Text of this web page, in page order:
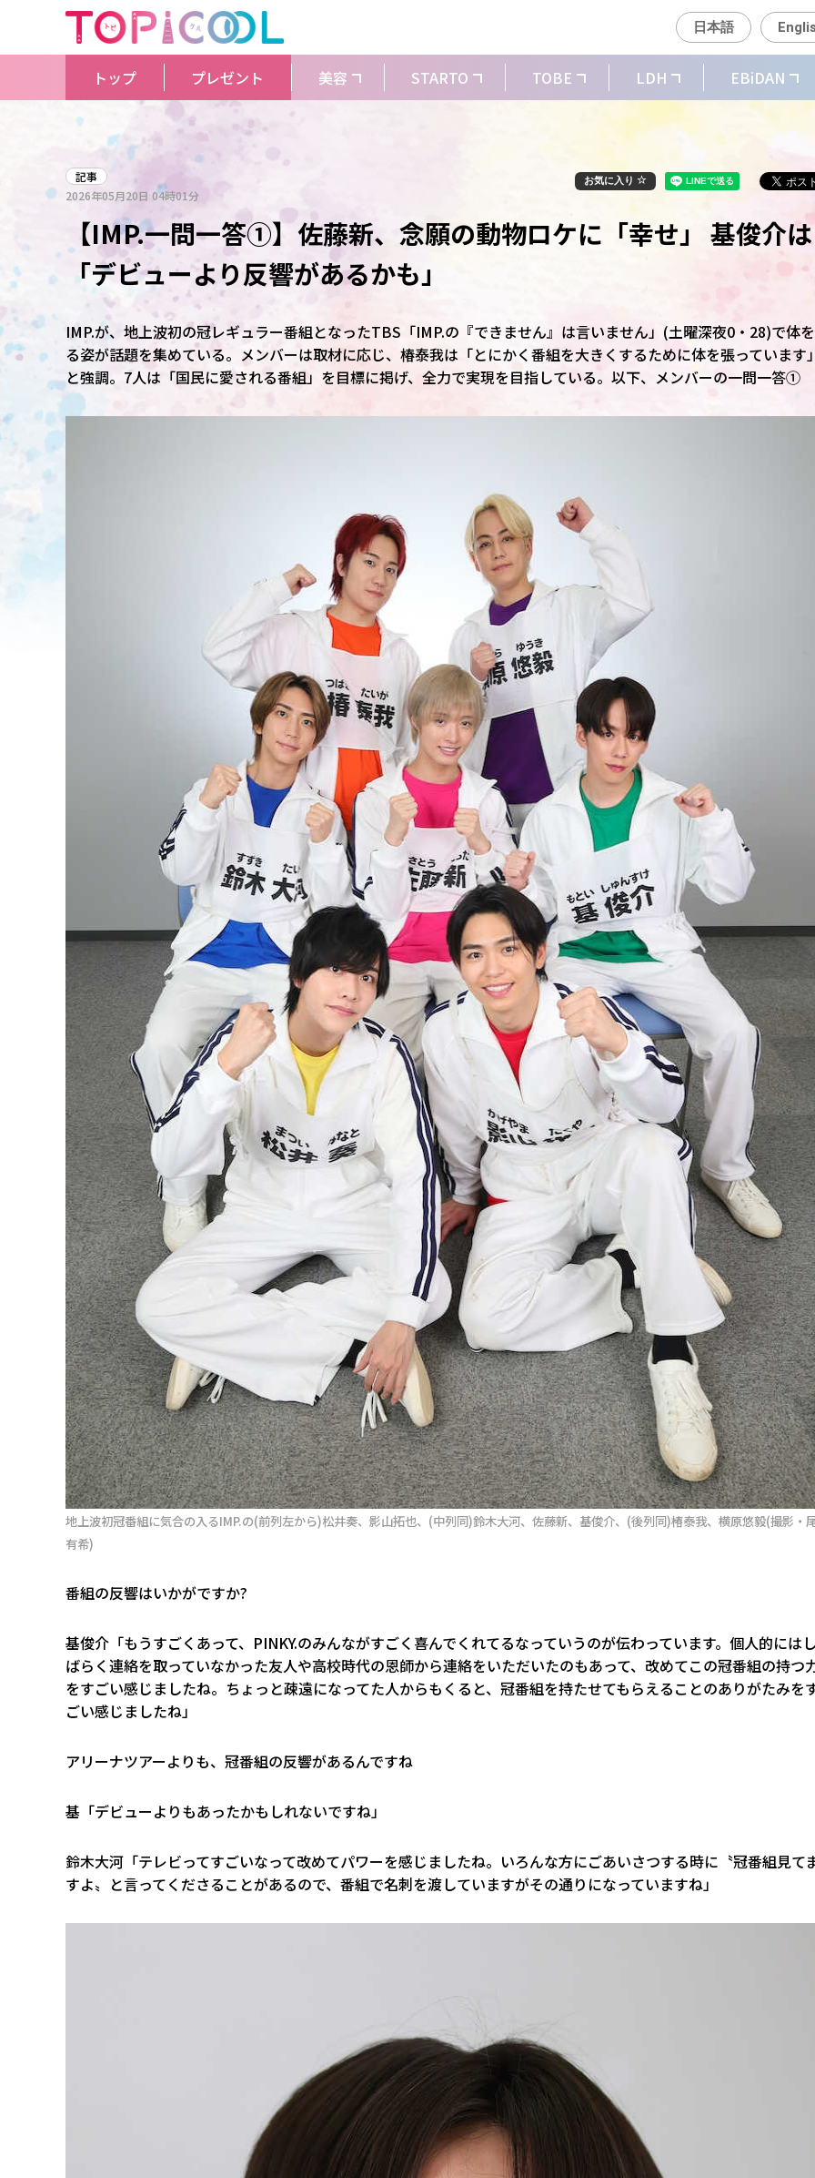
日本語
トップ プレゼント 美容 STARTO TOBE LDH EBiDAN
記事
2026年05月20日 04時01分
お気に入り
【IMP.一問一答①】佐藤新、念願の動物ロケに「幸せ」 基俊介は
「デビューより反響があるかも」
IMP.が、地上波初の冠レギュラー番組となったTBS「IMP.の『できません』は言いません」(土曜深夜0・28)で体
る姿が話題を集めている。メンバーは取材に応じ、椿泰我は「とにかく番組を大きくするために体を張っています
と強調。7人は「国民に愛される番組」を目標に掲げ、全力で実現を目指している。以下、メンバーの一問一答①
地上波初冠番組に気合の入るIMP.の(前列左から)松井奏、影山拓也、(中列同)鈴木大河、佐藤新、基俊介、(後列同)椿泰我、横原悠毅(撮影・
有希)
――番組の反響はいかがですか?
基俊介「もうすごくあって、PINKY.のみんながすごく喜んでくれてるなっていうのが伝わっています。個人的には
ばらく連絡を取っていなかった友人や高校時代の恩師から連絡をいただいたのもあって、改めてこの冠番組の持つ
をすごい感じましたね。ちょっと疎遠になってた人からもくると、冠番組を持たせてもらえることのありがたみを
ごい感じましたね」
――アリーナツアーよりも、冠番組の反響があるんですね
基「デビューよりもあったかもしれないですね」
鈴木大河「テレビってすごいなって改めてパワーを感じましたね。いろんな方にごあいさつする時に〝冠番組見て
すよ〟と言ってくださることがあるので、番組で名刺を渡していますがその通りになっていますね」